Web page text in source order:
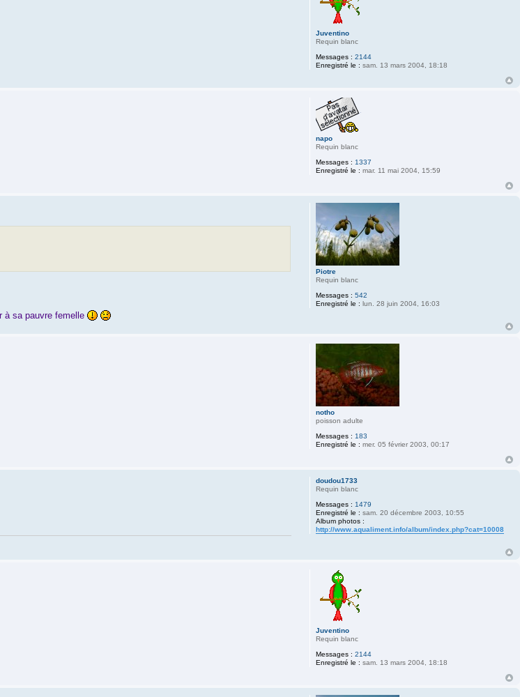
Juventino
Requin blanc
Messages : 2144
Enregistré le : sam. 13 mars 2004, 18:18
napo
Requin blanc
Messages : 1337
Enregistré le : mar. 11 mai 2004, 15:59
Piotre
Requin blanc
Messages : 542
Enregistré le : lun. 28 juin 2004, 16:03
à sa pauvre femelle
notho
poisson adulte
Messages : 183
Enregistré le : mer. 05 février 2003, 00:17
doudou1733
Requin blanc
Messages : 1479
Enregistré le : sam. 20 décembre 2003, 10:55
Album photos :
http://www.aqualiment.info/album/index.php?cat=10008
Juventino
Requin blanc
Messages : 2144
Enregistré le : sam. 13 mars 2004, 18:18